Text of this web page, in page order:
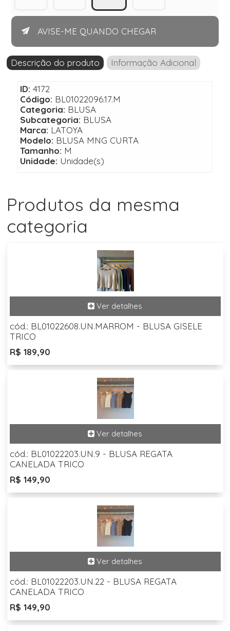
AVISE-ME QUANDO CHEGAR
Descrição do produto Informação Adicional
ID: 4172
Código: BL01022096.17.M
Categoria: BLUSA
Subcategoria: BLUSA
Marca: LATOYA
Modelo: BLUSA MNG CURTA
Tamanho: M
Unidade: Unidade(s)
Produtos da mesma
categoria
cód.: BL01022608.UN.MARROM - BLUSA GISELE
TRICO
R$ 189,90
cód.: BL01022203.UN.9 - BLUSA REGATA
CANELADA TRICO
R$ 149,90
cód.: BL01022203.UN.22 - BLUSA REGATA
CANELADA TRICO
R$ 149,90